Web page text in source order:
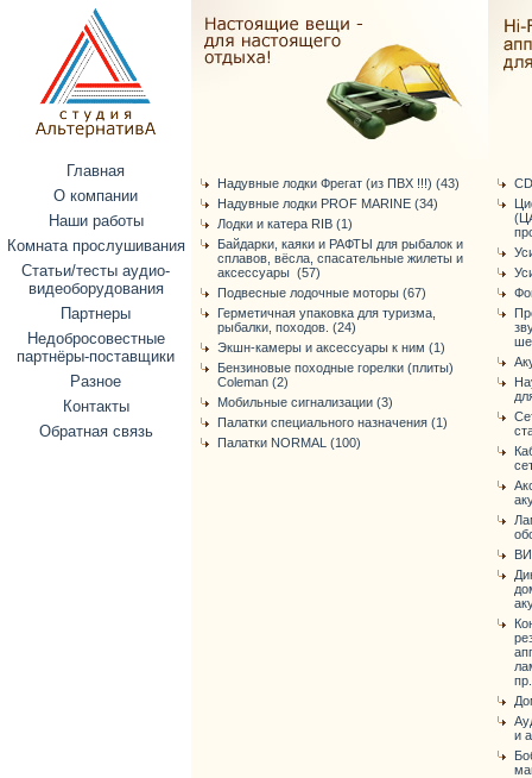
Главная
О компании
Наши работы
Комната прослушивания
Статьи/тесты аудио-
видеоборудования
Партнеры
Недобросовестные
партнёры-поставщики
Разное
Контакты
Обратная связь
Надувные лодки Фрегат (из ПВХ !!!) (43)
Надувные лодки PROF MARINE (34)
Лодки и катера RIB (1)
Байдарки, каяки и РАФТЫ для рыбалок и
сплавов, вёсла, спасательные жилеты и
аксессуары (57)
Подвесные лодочные моторы (67)
Герметичная упаковка для туризма,
рыбалки, походов. (24)
Экшн-камеры и аксессуары к ним (1)
Бензиновые походные горелки (плиты)
Coleman (2)
Мобильные сигнализации (3)
Палатки специального назначения (1)
Палатки NORMAL (100)
и